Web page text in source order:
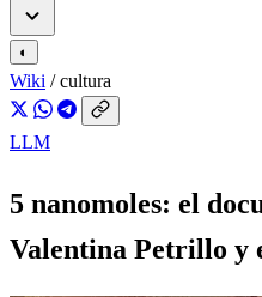
◐
Wiki / cultura
LLM
5 nanomoles: el
Valentina Petrillo y